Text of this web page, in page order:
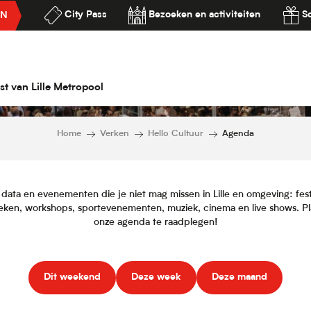
City Pass Bezoeken en activiteiten
van Lille Metropool
Home Verken Hello Cultuur Agenda
en evenementen die je niet mag missen in Lille en omgeving:
workshops, sportevenementen, muziek, cinema en live shows.
onze agenda te raadplegen!
Dit weekend Deze week Deze maand